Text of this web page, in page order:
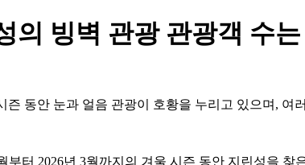
의 빙벽 관광 관광객 수
즌 동안 눈과 얼음 관광이 호황을 누리고 있으며,
터 2026년 3월까지의 겨울 시즌 동안 지린성을 찾